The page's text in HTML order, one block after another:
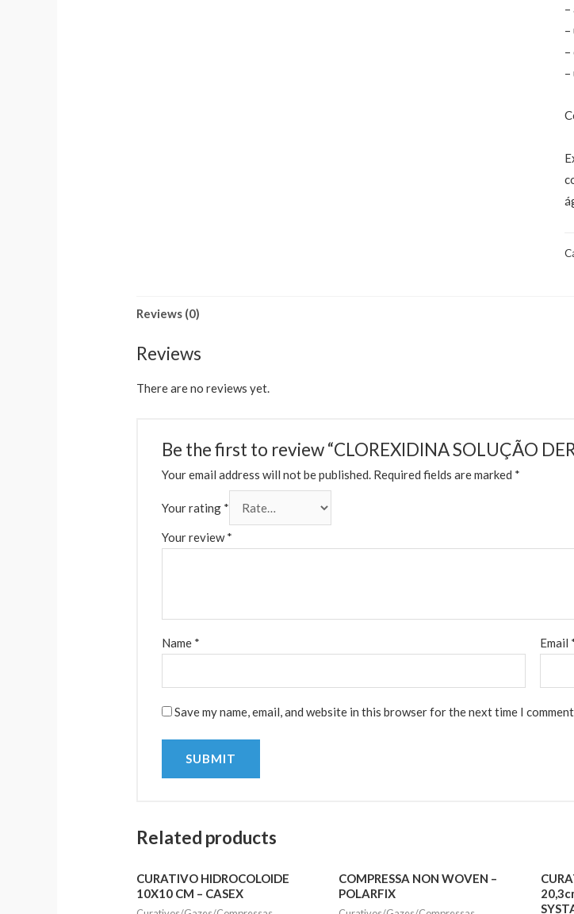
–
–
Reviews (0)
Reviews
There are no reviews yet.
Be the first to review “CLOREXIDINA SOLUÇÃO
Your email address will not be published. Required fields are marked *
Your rating *
Your review*
Name * Email
Save my name, email, and website in this browser for the next time I comment.
Related products
CURATIVO HIDROCOLOIDE
10X10 CM – CASEX
COMPRESSA NON WOVEN –
POLARFIX